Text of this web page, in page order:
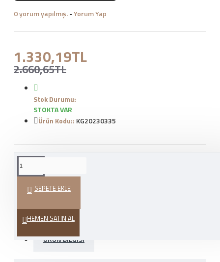
0 yorum yapılmış.-Yorum Yap
1.330,19TL
2.660,65TL
Stok Durumu:
STOKTA VAR
Ürün Kodu:: KG20230335
SEPETE EKLE
HEMEN SATIN AL
VER
HEDIYE PAKETI
ÜRÜN BILGISI